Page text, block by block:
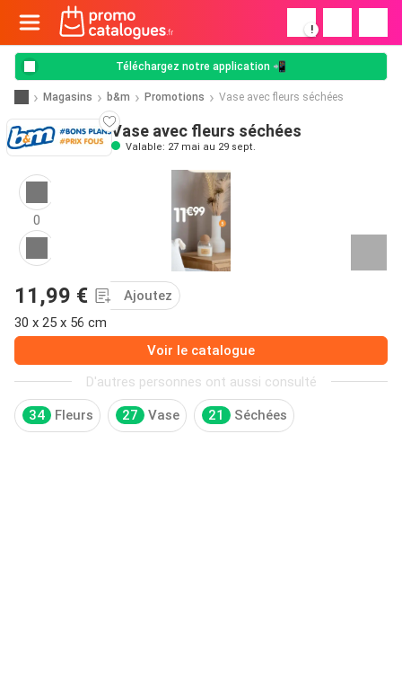
!
Téléchargez notre application 📲
Magasins b&m Promotions Vase avec fleurs séchées
Vase avec fleurs séchées
Valable: 27 mai au 29 sept.
0
11,99 €
Ajoutez
30 x 25 x 56 cm
Voir le catalogue
D'autres personnes ont aussi consulté
34 Fleurs 27 Vase 21 Séchées